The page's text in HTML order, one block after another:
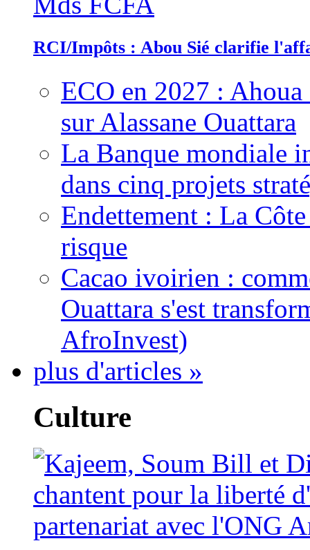
RCI/Impôts : Abou Sié clarifie
ECO en 2027 :
sur Alassane Ouattara
La Banque mondiale
dans cinq projets
Endettement : La
risque
Cacao ivoirien :
Ouattara s'est
AfroInvest)
plus d'articles »
Culture